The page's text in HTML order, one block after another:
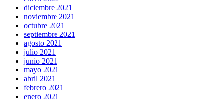
diciembre 2021
noviembre 2021
octubre 2021
septiembre 2021
agosto 2021
julio 2021
junio 2021
mayo 2021
abril 2021
febrero 2021
enero 2021